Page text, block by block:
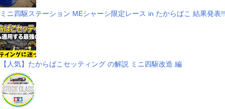
ミニ四駆ステーション MEシャーシ限定レース in たからばこ 結果発表!!
【人気】たからばこセッティング の解説 ミニ四駆改造 編